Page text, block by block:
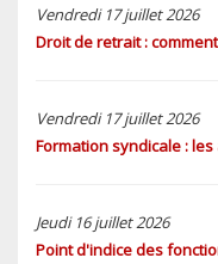
Vendredi 17 juillet 2026
Droit de retrait :
Vendredi 17 juillet 2026
Formation syndicale :
Jeudi 16 juillet 2026
Point d'indice des